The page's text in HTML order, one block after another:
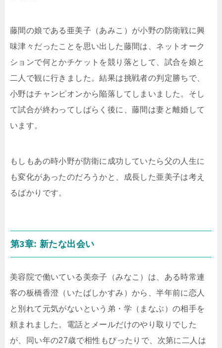
藤間の娘である亜美子（あみこ）が小野の防衛戦に興
味津々だったことを思い出した藤間は、ネットオーク
ションで何とかチケットを競り落として、試合を娘と
二人で観に行きました。結果は挑戦者の判定勝ちで、
小野はチャンピオンから陥落してしまいました。そし
て試合が終わってしばらく後に、藤間は妻と離婚して
います。
もしもあの時小野が防衛に成功していたら父の人生に
も変化があったのだろうかと、成長した亜美子は考え
るばかりです。
第3章: 新たな出会い
美容院で働いている美奈子（みなこ）は、ある時常連
客の板橋香澄（いたばしかすみ）から、半年前に恋人
と別れて元気がないという弟・学（まなぶ）の相手を
頼まれました。電話とメールだけのやり取りでした
が、同い年の27歳で相性もぴったりで、次第に二人は